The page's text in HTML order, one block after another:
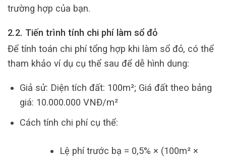
trường hợp của bạn.
2.2. Tiến trình tính chi phí làm sổ đỏ
Để tính toán chi phí tổng hợp khi làm sổ đỏ, có thể
tham khảo ví dụ cụ thể sau để dễ hình dung:
Giả sử: Diện tích đất: 100m²; Giá đất theo bảng
giá: 10.000.000 VNĐ/m²
Cách tính chi phí cụ thể:
Lệ phí trước bạ = 0,5% × (100m² ×